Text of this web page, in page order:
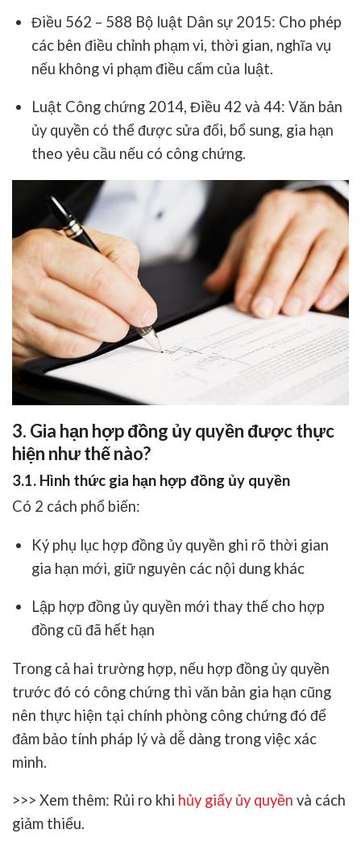
Điều 562 – 588 Bộ luật Dân sự 2015: Cho phép
các bên điều chỉnh phạm vi, thời gian, nghĩa vụ
nếu không vi phạm điều cấm của luật.
Luật Công chứng 2014, Điều 42 và 44: Văn bản
ủy quyền có thể được sửa đổi, bổ sung, gia hạn
theo yêu cầu nếu có công chứng.
3. Gia hạn hợp đồng ủy quyền được thực
hiện như thế nào?
3.1. Hình thức gia hạn hợp đồng ủy quyền
Có 2 cách phổ biến:
Ký phụ lục hợp đồng ủy quyền ghi rõ thời gian
gia hạn mới, giữ nguyên các nội dung khác
Lập hợp đồng ủy quyền mới thay thế cho hợp
đồng cũ đã hết hạn
Trong cả hai trường hợp, nếu hợp đồng ủy quyền
trước đó có công chứng thì văn bản gia hạn cũng
nên thực hiện tại chính phòng công chứng đó để
đảm bảo tính pháp lý và dễ dàng trong việc xác
minh.
>>> Xem thêm: Rủi ro khi hủy giấy ủy quyền và cách
giảm thiểu.